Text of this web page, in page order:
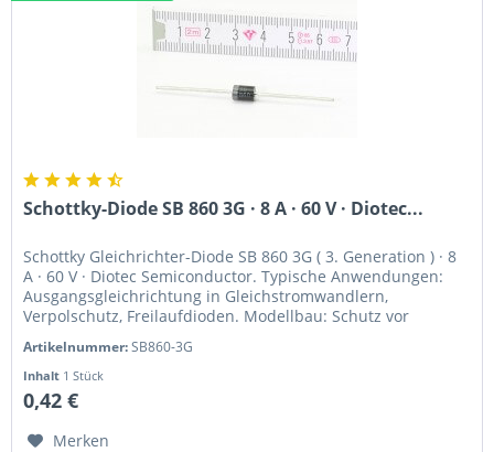
Schottky-Diode SB 860 3G · 8 A · 60 V · Diotec...
Schottky Gleichrichter-Diode SB 860 3G ( 3. Generation ) · 8
A · 60 V · Diotec Semiconductor. Typische Anwendungen:
Ausgangsgleichrichtung in Gleichstromwandlern,
Verpolschutz, Freilaufdioden. Modellbau: Schutz vor
Artikelnummer:SB860-3G
Inhalt 1 Stück
0,42 €
Merken